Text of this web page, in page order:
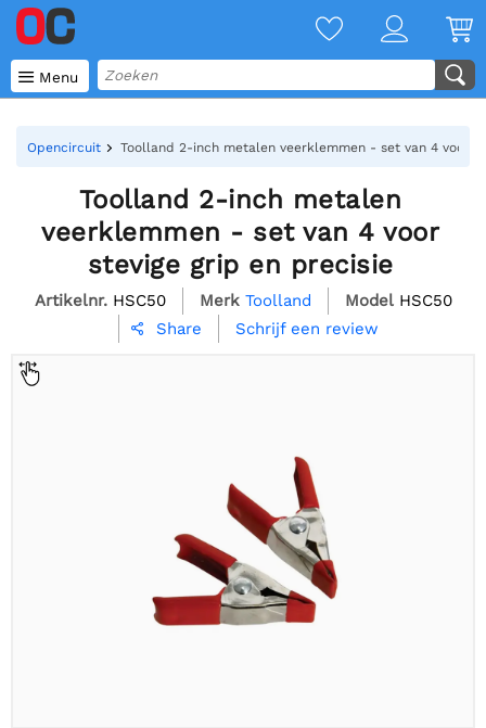
 Menu
Opencircuit Toolland 2-inch metalen veerklemmen - set van 4 voor
Toolland 2-inch metalen
veerklemmen - set van 4 voor
stevige grip en precisie
Artikelnr. HSC50 Merk Toolland Model HSC50
 Share Schrijf een review